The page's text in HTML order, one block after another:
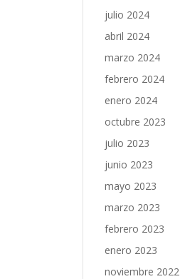
julio 2024
abril 2024
marzo 2024
febrero 2024
enero 2024
octubre 2023
julio 2023
junio 2023
mayo 2023
marzo 2023
febrero 2023
enero 2023
noviembre 2022